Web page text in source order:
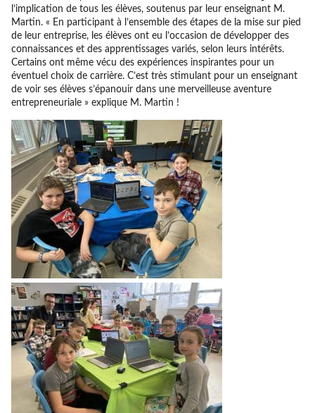
l’implication de tous les élèves, soutenus par leur enseignant M.
Martin. « En participant à l’ensemble des étapes de la mise sur pied
de leur entreprise, les élèves ont eu l’occasion de développer des
connaissances et des apprentissages variés, selon leurs intérêts.
Certains ont même vécu des expériences inspirantes pour un
éventuel choix de carrière. C’est très stimulant pour un enseignant
de voir ses élèves s’épanouir dans une merveilleuse aventure
entrepreneuriale » explique M. Martin !